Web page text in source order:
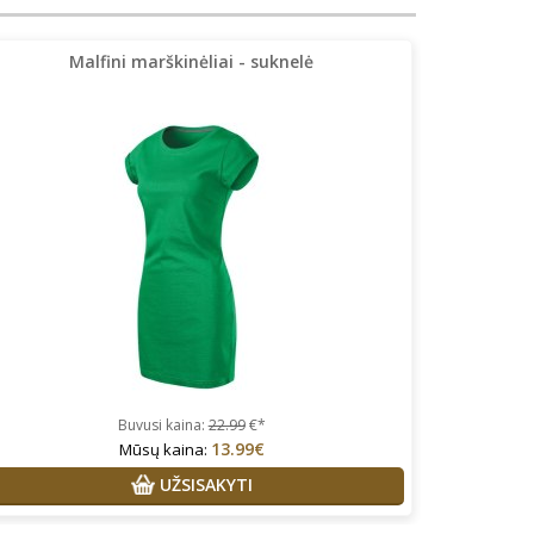
Malfini marškinėliai - suknelė
Buvusi kaina:22.99€*
Mūsų kaina: 13.99€
UŽSISAKYTI